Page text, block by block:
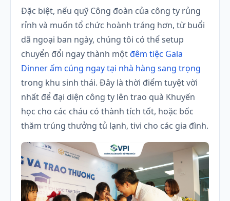
Đặc biệt, nếu quỹ Công đoàn của công ty rủng
rỉnh và muốn tổ chức hoành tráng hơn, từ buổi
dã ngoại ban ngày, chúng tôi có thể setup
chuyển đổi ngay thành mộtđêm tiệc Gala
Dinner ấm cúng ngay tại nhà hàng sang trọng
trong khu sinh thái. Đây là thời điểm tuyệt vời
nhất để đại diện công ty lên trao quà Khuyến
học cho các cháu có thành tích tốt, hoặc bốc
thăm trúng thưởng tủ lạnh, tivi cho các gia đình.